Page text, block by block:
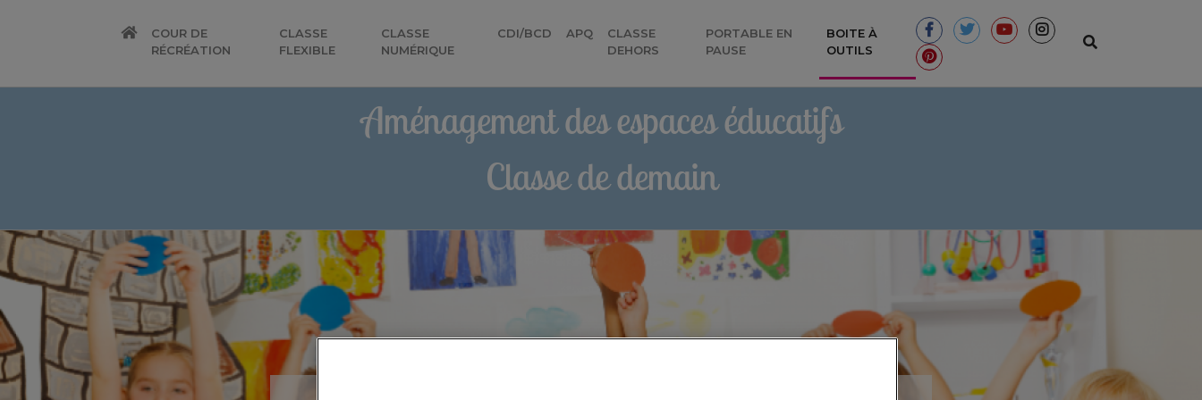
COUR DE
RÉCRÉATION
CLASSE
FLEXIBLE
CLASSE
NUMÉRIQUE
CDI/BCD APQ
CLASSE
DEHORS
PORTABLE EN
PAUSE
BOITE À
OUTILS (CURRENT)
Aménagement des espaces éducatifs
Classe de demain